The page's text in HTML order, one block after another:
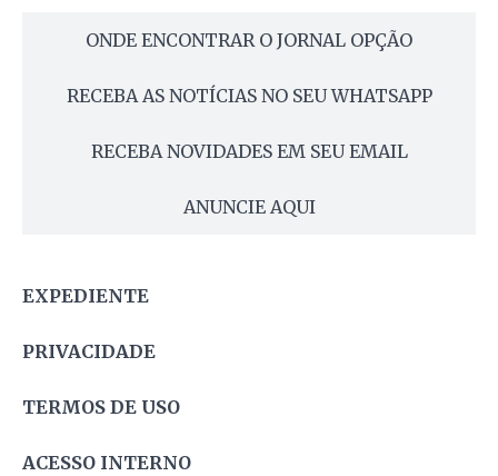
ONDE ENCONTRAR O JORNAL OPÇÃO
RECEBA AS NOTÍCIAS NO SEU WHATSAPP
RECEBA NOVIDADES EM SEU EMAIL
ANUNCIE AQUI
EXPEDIENTE
PRIVACIDADE
TERMOS DE USO
ACESSO INTERNO